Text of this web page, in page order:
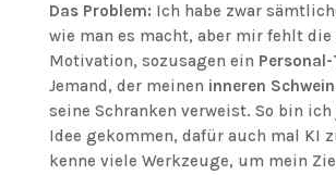
Das Problem: Ich habe zwar
wie man es macht, aber mir fehlt
Motivation, sozusagen ein
Jemand, der meinen inneren
seine Schranken verweist. So bin
Idee gekommen, dafür auch mal KI
kenne viele Werkzeuge, um mein